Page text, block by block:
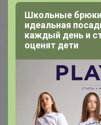
Эмилия!
Мужская одежда
Артикул Футболка
Школьные брюки
идеальная
каждый день и
оценят дети